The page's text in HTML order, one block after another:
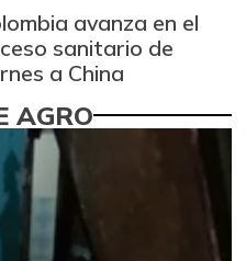
avanza en el
sanitario de
a China
AGRO